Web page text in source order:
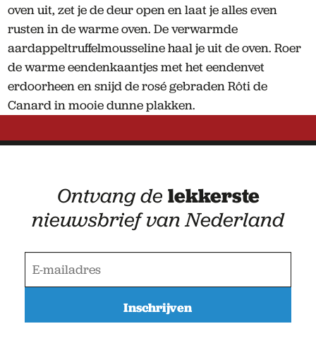
oven uit, zet je de deur open en laat je alles even
rusten in de warme oven. De verwarmde
aardappeltruffelmousseline haal je uit de oven. Roer
de warme eendenkaantjes met het eendenvet
erdoorheen en snijd de rosé gebraden Rôti de
Canard in mooie dunne plakken.
Ontvang de lekkerste
nieuwsbrief van Nederland
-
m
i